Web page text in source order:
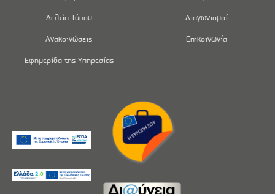
Δελτία Τύπου
Ανακοινώσεις
Εφημερίδα της Υπηρεσίας
Διαγωνισμοί
Επικοινωνία